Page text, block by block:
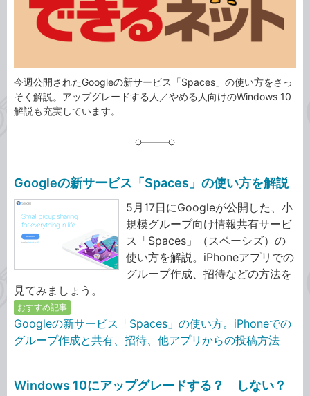
今週公開されたGoogleの新サービス「Spaces」の使い方をさっ
そく解説。アップグレードする人／やめる人向けのWindows 10
解説も充実しています。
Googleの新サービス「Spaces」の使い方を解説
5月17日にGoogleが公開した、小
規模グループ向け情報共有サービ
ス「Spaces」（スペーシズ）の
使い方を解説。iPhoneアプリでの
グループ作成、招待などの方法を
見てみましょう。
おすすめ記事
Googleの新サービス「Spaces」の使い方。iPhoneでの
グループ作成と共有、招待、他アプリからの投稿方法
Windows 10にアップグレードする？ しない？